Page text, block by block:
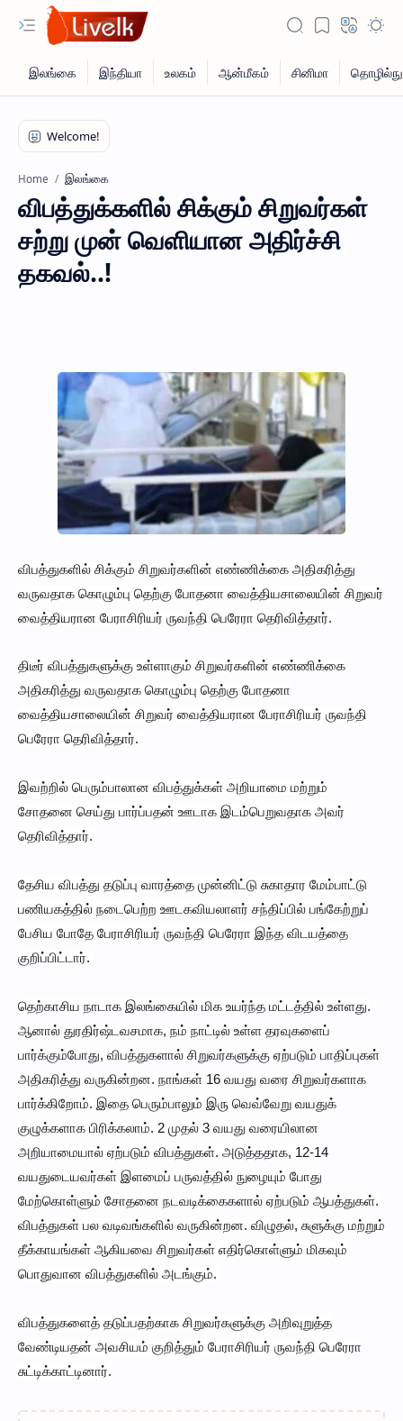
Home இலங்கை
விபத்துக்களில் சிக்கும் சிறுவர்கள்
சற்று முன் வெளியான அதிர்ச்சி
தகவல்..!
விபத்துகளில் சிக்கும் சிறுவர்களின் எண்ணிக்கை அதிகரித்து
வருவதாக கொழும்பு தெற்கு போதனா வைத்தியசாலையின் சிறுவர்
வைத்தியரான பேராசிரியர் ருவந்தி பெரேரா தெரிவித்தார்.
திடீர் விபத்துகளுக்கு உள்ளாகும் சிறுவர்களின் எண்ணிக்கை
அதிகரித்து வருவதாக கொழும்பு தெற்கு போதனா
வைத்தியசாலையின் சிறுவர் வைத்தியரான பேராசிரியர் ருவந்தி
பெரேரா தெரிவித்தார்.
இவற்றில் பெரும்பாலான விபத்துக்கள் அறியாமை மற்றும்
சோதனை செய்து பார்ப்பதன் ஊடாக இடம்பெறுவதாக அவர்
தெரிவித்தார்.
தேசிய விபத்து தடுப்பு வாரத்தை முன்னிட்டு சுகாதார மேம்பாட்டு
பணியகத்தில் நடைபெற்ற ஊடகவியலாளர் சந்திப்பில் பங்கேற்றுப்
பேசிய போதே பேராசிரியர் ருவந்தி பெரேரா இந்த விடயத்தை
குறிப்பிட்டார்.
தெற்காசிய நாடாக இலங்கையில் மிக உயர்ந்த மட்டத்தில் உள்ளது.
ஆனால் துரதிர்ஷ்டவசமாக, நம் நாட்டில் உள்ள தரவுகளைப்
பார்க்கும்போது, ​​விபத்துகளால் சிறுவர்களுக்கு ஏற்படும் பாதிப்புகள்
அதிகரித்து வருகின்றன. நாங்கள் 16 வயது வரை சிறுவர்களாக
பார்க்கிறோம். இதை பெரும்பாலும் இரு வெவ்வேறு வயதுக்
குழுக்களாக பிரிக்கலாம். 2 முதல் 3 வயது வரையிலான
அறியாமையால் ஏற்படும் விபத்துகள். அடுத்ததாக, 12-14
வயதுடையவர்கள் இளமைப் பருவத்தில் நுழையும் போது
மேற்கொள்ளும் சோதனை நடவடிக்கைகளால் ஏற்படும் ஆபத்துகள்.
விபத்துகள் பல வடிவங்களில் வருகின்றன. விழுதல், சுளுக்கு மற்றும்
தீக்காயங்கள் ஆகியவை சிறுவர்கள் எதிர்கொள்ளும் மிகவும்
பொதுவான விபத்துகளில் அடங்கும்.
விபத்துகளைத் தடுப்பதற்காக சிறுவர்களுக்கு அறிவுறுத்த
வேண்டியதன் அவசியம் குறித்தும் பேராசிரியர் ருவந்தி பெரேரா
சுட்டிக்காட்டினார்.